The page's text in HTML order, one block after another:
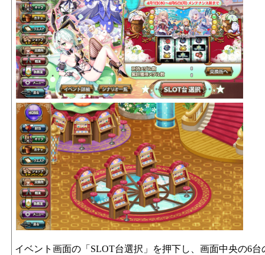
イベント画面の「SLOT台選択」を押下し、画面中央の6